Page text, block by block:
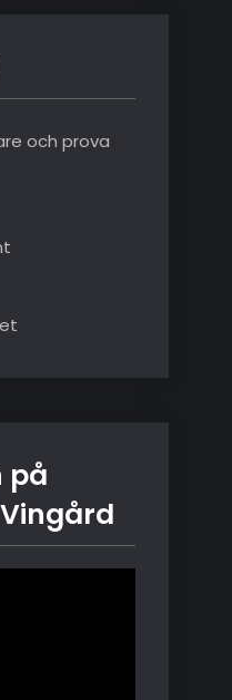
och prova
på